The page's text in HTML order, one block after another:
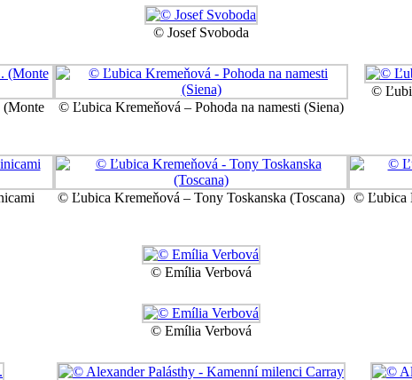
© Josef Svoboda
© Ľubica Kremeňová – Pohoda na namesti (Siena)
©
© Ľubica Kremeňová – Tony Toskanska (Toscana) © Ľubica
© Emília Verbová
© Emília Verbová